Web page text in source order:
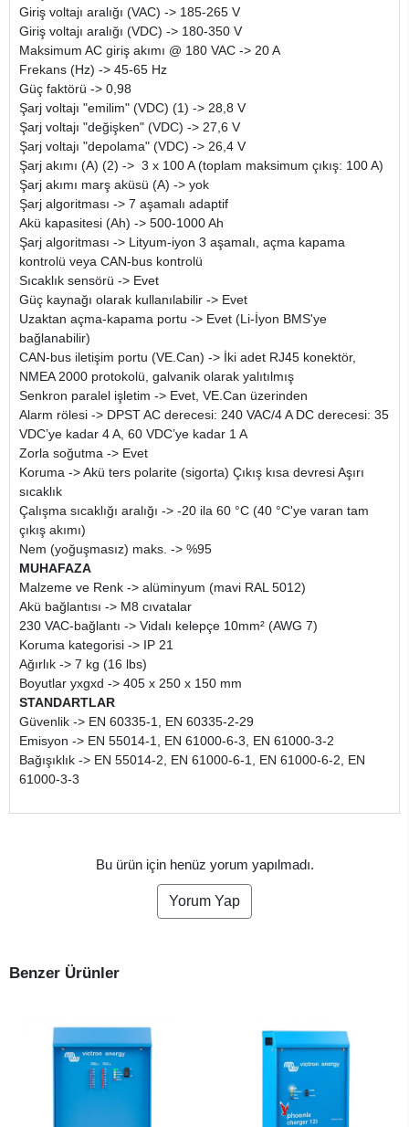
Giriş voltajı aralığı (VAC) -> 185-265 V
Giriş voltajı aralığı (VDC) -> 180-350 V
Maksimum AC giriş akımı @ 180 VAC -> 20 A
Frekans (Hz) -> 45-65 Hz
Güç faktörü -> 0,98
Şarj voltajı "emilim" (VDC) (1) -> 28,8 V
Şarj voltajı "değişken" (VDC) -> 27,6 V
Şarj voltajı "depolama" (VDC) -> 26,4 V
Şarj akımı (A) (2) -> 3 x 100 A (toplam maksimum çıkış: 100 A)
Şarj akımı marş aküsü (A) -> yok
Şarj algoritması -> 7 aşamalı adaptif
Akü kapasitesi (Ah) -> 500-1000 Ah
Şarj algoritması -> Lityum-iyon 3 aşamalı, açma kapama
kontrolü veya CAN-bus kontrolü
Sıcaklık sensörü -> Evet
Güç kaynağı olarak kullanılabilir -> Evet
Uzaktan açma-kapama portu -> Evet (Li-İyon BMS'ye
bağlanabilir)
CAN-bus iletişim portu (VE.Can) -> İki adet RJ45 konektör,
NMEA 2000 protokolü, galvanik olarak yalıtılmış
Senkron paralel işletim -> Evet, VE.Can üzerinden
Alarm rölesi -> DPST AC derecesi: 240 VAC/4 A DC derecesi: 35
VDC’ye kadar 4 A, 60 VDC’ye kadar 1 A
Zorla soğutma -> Evet
Koruma -> Akü ters polarite (sigorta) Çıkış kısa devresi Aşırı
sıcaklık
Çalışma sıcaklığı aralığı -> -20 ila 60 °C (40 °C'ye varan tam
çıkış akımı)
Nem (yoğuşmasız) maks. -> %95
MUHAFAZA
Malzeme ve Renk -> alüminyum (mavi RAL 5012)
Akü bağlantısı -> M8 cıvatalar
230 VAC-bağlantı -> Vidalı kelepçe 10mm² (AWG 7)
Koruma kategorisi -> IP 21
Ağırlık -> 7 kg (16 lbs)
Boyutlar yxgxd -> 405 x 250 x 150 mm
STANDARTLAR
Güvenlik -> EN 60335-1, EN 60335-2-29
Emisyon -> EN 55014-1, EN 61000-6-3, EN 61000-3-2
Bağışıklık -> EN 55014-2, EN 61000-6-1, EN 61000-6-2, EN
61000-3-3
Bu ürün için henüz yorum yapılmadı.
Yorum Yap
Benzer Ürünler